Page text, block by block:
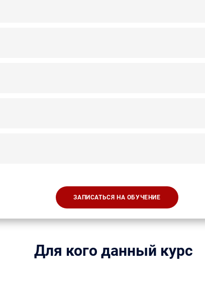
ЗАПИСАТЬСЯ НА ОБУЧЕНИЕ
Для кого данный курс